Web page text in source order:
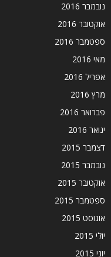
נובמבר 2016
אוקטובר 2016
ספטמבר 2016
מאי 2016
אפריל 2016
מרץ 2016
פברואר 2016
ינואר 2016
דצמבר 2015
נובמבר 2015
אוקטובר 2015
ספטמבר 2015
אוגוסט 2015
יולי 2015
יוני 2015